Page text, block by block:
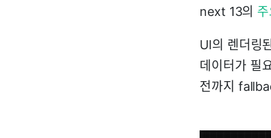
next 13의
UI의 렌더링
데이터가 필
전까지